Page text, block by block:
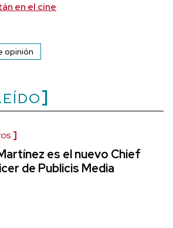
en el cine
opinión
es el nuevo Chief
de Publicis Media